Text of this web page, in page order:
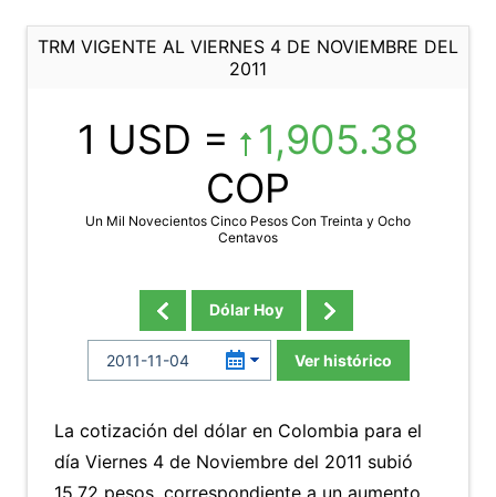
TRM VIGENTE AL VIERNES 4 DE NOVIEMBRE DEL
2011
1 USD =
1,905.38
COP
Un Mil Novecientos Cinco Pesos Con Treinta y Ocho
Centavos
Dólar Hoy
Ver histórico
La cotización del dólar en Colombia para el
día Viernes 4 de Noviembre del 2011 subió
15.72 pesos, correspondiente a un aumento